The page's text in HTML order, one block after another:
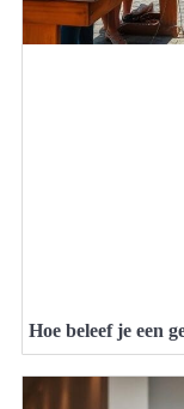
Hoe beleef je een